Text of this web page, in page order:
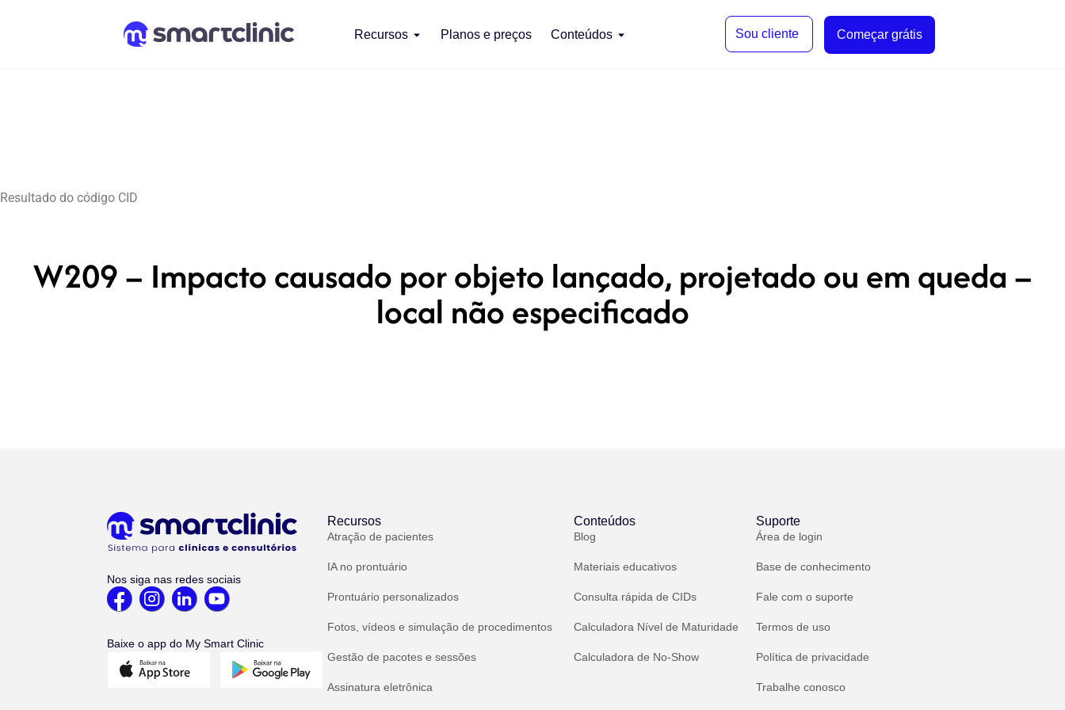
Recursos Planos e preços Conteúdos Sou cliente Começar grátis
Resultado do código CID
W209 – Impacto causado por objeto lançado, projetado ou em queda –
local não especificado
Nos siga nas redes sociais
Baixe o app do My Smart Clinic
Recursos
Atração de pacientes
IA no prontuário
Prontuário personalizados
Fotos, vídeos e simulação de procedimentos
Gestão de pacotes e sessões
Assinatura eletrônica
Conteúdos
Blog
Materiais educativos
Consulta rápida de CIDs
Calculadora Nível de Maturidade
Calculadora de No-Show
Suporte
Área de login
Base de conhecimento
Fale com o suporte
Termos de uso
Política de privacidade
Trabalhe conosco